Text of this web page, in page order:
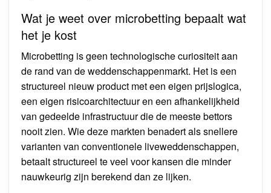
Wat je weet over microbetting bepaalt wat
het je kost
Microbetting is geen technologische curiositeit aan
de rand van de weddenschappenmarkt. Het is een
structureel nieuw product met een eigen prijslogica,
een eigen risicoarchitectuur en een afhankelijkheid
van gedeelde infrastructuur die de meeste bettors
nooit zien. Wie deze markten benadert als snellere
varianten van conventionele liveweddenschappen,
betaalt structureel te veel voor kansen die minder
nauwkeurig zijn berekend dan ze lijken.